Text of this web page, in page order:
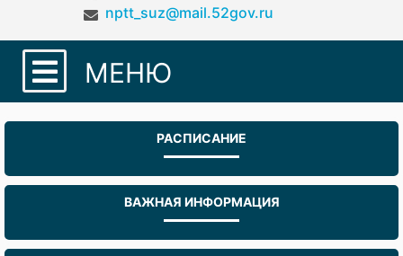
nptt_suz@mail.52gov.ru
МЕНЮ
РАСПИСАНИЕ
ВАЖНАЯ ИНФОРМАЦИЯ